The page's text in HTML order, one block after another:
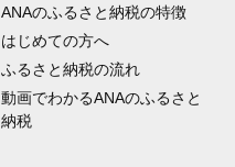
ANAのふるさと納税の特徴
はじめての方へ
ふるさと納税の流れ
動画でわかるANAのふるさと
納税